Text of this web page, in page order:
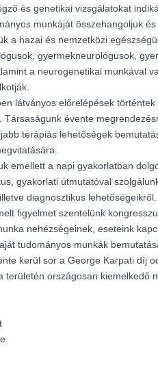
és genetikai vizsgálatokat
munkáját összehangoljuk
a hazai és nemzetközi
gyermekneurológusok,
a neurogenetikai munkával
látványos előrelépések
Társaságunk évente
terápiás lehetőségek
emellett a napi gyakorlatban
gyakorlati útmutatóval
diagnosztikus lehetőségeikről.
figyelmet szentelünk
nehézségeinek, eseteink
tudományos munkák
kerül sor a George Karpati díj
területén országosan kiemelkedő